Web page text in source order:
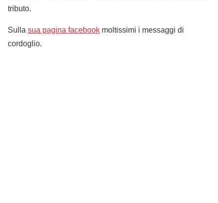
tributo.
Sulla sua pagina facebook moltissimi i messaggi di
cordoglio.